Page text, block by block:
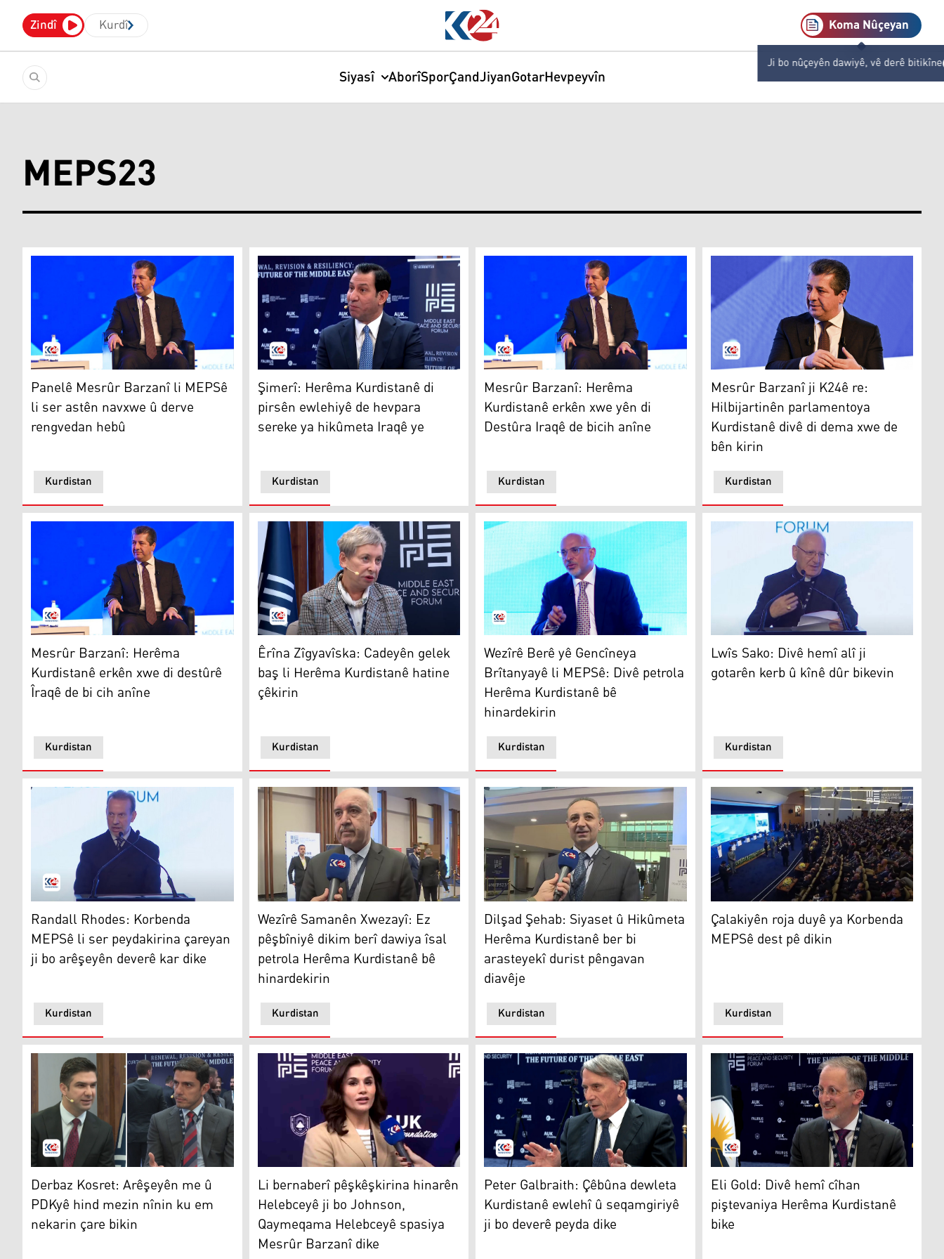
Zindî Kurdî Koma Nûçeyan
Ji bo nûçeyên dawiyê, vê derê bitikîne
Siyasî AborîSporÇandJiyanGotarHevpeyvîn
MEPS23
Panelê Mesrûr Barzanî li MEPSê li ser astên navxwe û derve rengvedan hebû
Kurdistan
Panelê Mesrûr Barzanî li MEPSê
li ser astên navxwe û derve
rengvedan hebû
Şimerî: Herêma Kurdistanê di pirsên ewlehiyê de hevpara sereke ya hikûmeta Iraqê ye
Kurdistan
Şimerî: Herêma Kurdistanê di
pirsên ewlehiyê de hevpara
sereke ya hikûmeta Iraqê ye
Mesrûr Barzanî
Kurdistan
Mesrûr Barzanî: Herêma
Kurdistanê erkên xwe yên di
Destûra Iraqê de bicih anîne
Mesrûr Barzanî ji K24ê re: Hilbijartinên
Kurdistan
Mesrûr Barzanî ji K24ê re:
Hilbijartinên parlamentoya
Kurdistanê divê di dema xwe de
bên kirin
Mesrûr Barzanî
Kurdistan
Mesrûr Barzanî: Herêma
Kurdistanê erkên xwe di destûrê
Îraqê de bi cih anîne
Êrîna Zîgyavîska
Kurdistan
Êrîna Zîgyavîska: Cadeyên gelek
baş li Herêma Kurdistanê hatine
çêkirin
Nazim Zehawî
Kurdistan
Wezîrê Berê yê Gencîneya
Brîtanyayê li MEPSê: Divê petrola
Herêma Kurdistanê bê
hinardekirin
Kardînal Lwîs Sako
Kurdistan
Lwîs Sako: Divê hemî alî ji
gotarên kerb û kînê dûr bikevin
Randall Rhodes
Kurdistan
Randall Rhodes: Korbenda
MEPSê li ser peydakirina çareyan
ji bo arêşeyên deverê kar dike
Kemal Mihemed Salih
Kurdistan
Wezîrê Samanên Xwezayî: Ez
pêşbîniyê dikim berî dawiya îsal
petrola Herêma Kurdistanê bê
hinardekirin
Dilşad Şehab
Kurdistan
Dilşad Şehab: Siyaset û Hikûmeta
Herêma Kurdistanê ber bi
arasteyekî durist pêngavan
diavêje
Çalakiyên roja duyê ya Korbenda MEPSê
Kurdistan
Çalakiyên roja duyê ya Korbenda
MEPSê dest pê dikin
Kovan Izet û Derbaz Kosret Resûl
Derbaz Kosret: Arêşeyên me û
PDKyê hind mezin nînin ku em
nekarin çare bikin
Nuxşe Nasih
Li bernaberî pêşkêşkirina hinarên
Helebceyê ji bo Johnson,
Qaymeqama Helebceyê spasiya
Mesrûr Barzanî dike
Peter Galbraith
Peter Galbraith: Çêbûna dewleta
Kurdistanê ewlehî û seqamgiriyê
ji bo deverê peyda dike
Eli Gold
Eli Gold: Divê hemî cîhan
piştevaniya Herêma Kurdistanê
bike